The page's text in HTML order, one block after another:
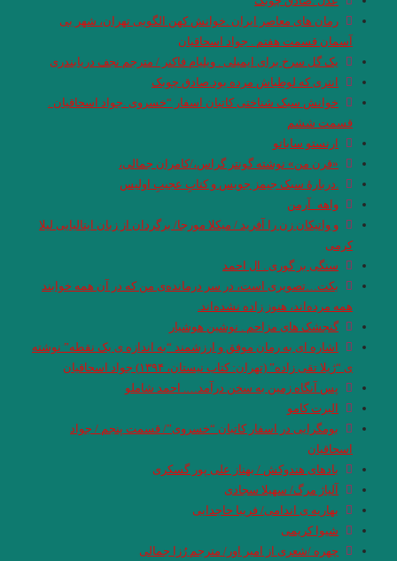
رمان های معاصر ایران .خوانش کهن الگویی تهران، شهر بی
آسمان قسمت هفتم . جواد اسحاقیان
یک گل سرخ برای ایمیلی . ویلیام فاکنر / مترجم نجف دریابندری
انتری که لوطی‎اش مرده بود.صادق چوبک
خوانش سبک شناختی کاتبان اسفار “خسروی .جواد اسحاقیان .
قسمت ششم
ارنستو ساباتو
«قرن من» نوشته گونتر گراس،/کامران جمالی،
.دربارۀ سبک جیمز جویس و کتابِ عجیبِ اولیس
واهه_آرمن
و واتیکان زن را آفرید / میکلا مورجا/ برگردان از زبان ایتالیایی لیلا
کرمی
سنگی بر گوری . ال احمد
بکت…تصویری است، در سر درمانده‌ی من که در آن همه خوابند
همه مرده‌اند، هنوز زاده نشده‌اند.
گنجشک های مزاحم . نوشین هوشیار
اشاره ای به رمان موفق و ارزشمند “به اندازه ی یک نقطه” نوشته
ی “ژیلا تقی زاده” (تهران: کتاب نیستان، ۱۳۹۴) جواد اسحاقیان
پس آنگاه زمین به سخن درآمد…. احمد شاملو
البرت کامو
بومگرایی در اسفار کاتبان “خسروی”/ قسمت پنجم / جواد
اسحاقیان
بادهای هندوکش / بهناز علی پور گسکری
آلیاژ مرگ/ سهیلا سجادی
بهاریه ‏ی اندامی/ فریبا حاج‏دایی
شیوا کریمی
چهره /شعری از امیر اور/ مترجم رُزا جمالی